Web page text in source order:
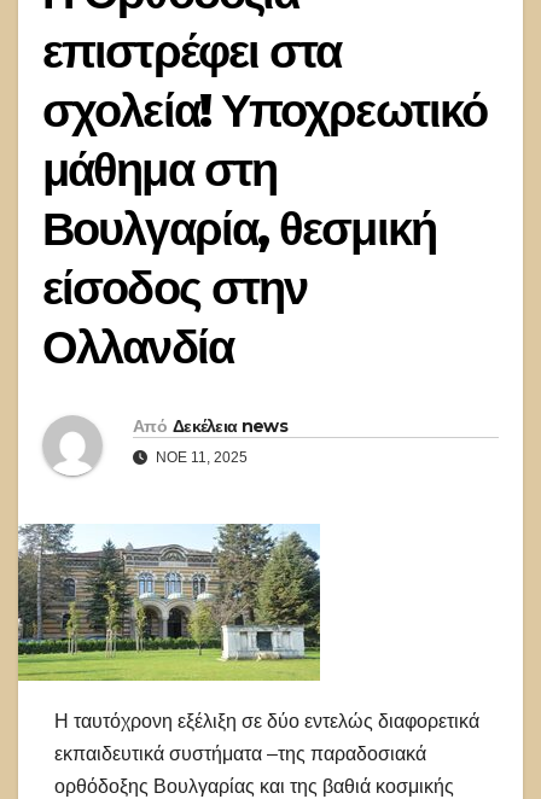
επιστρέφει στα
σχολεία! Υποχρεωτικό
μάθημα στη
Βουλγαρία, θεσμική
είσοδος στην
Ολλανδία
Από Δεκέλεια news
ΝΟΈ 11, 2025
Η ταυτόχρονη εξέλιξη σε δύο εντελώς διαφορετικά
εκπαιδευτικά συστήματα –της παραδοσιακά
ορθόδοξης Βουλγαρίας και της βαθιά κοσμικής